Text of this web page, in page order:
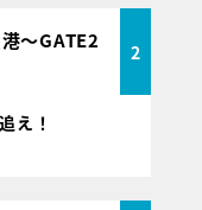
～GATE2
2
え！